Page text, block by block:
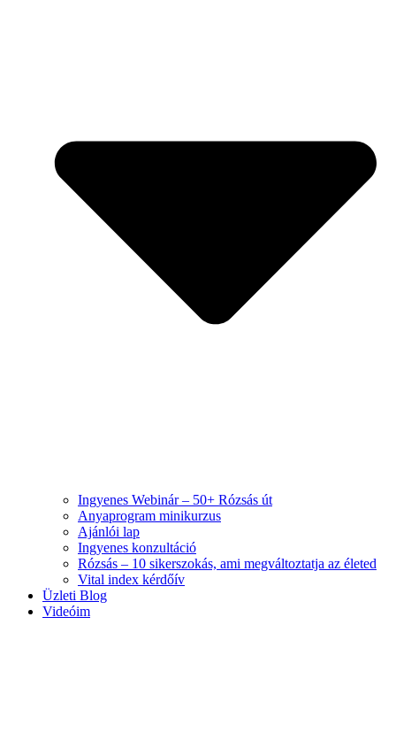
Ingyenes Webinár – 50+ Rózsás út
Anyaprogram minikurzus
Ajánlói lap
Ingyenes konzultáció
Rózsás – 10 sikerszokás, ami megváltoztatja az életed
Vital index kérdőív
Üzleti Blog
Videóim